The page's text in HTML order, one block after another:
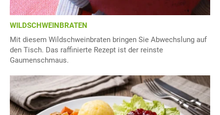
WILDSCHWEINBRATEN
Mit diesem Wildschweinbraten bringen Sie Abwechslung auf
den Tisch. Das raffinierte Rezept ist der reinste
Gaumenschmaus.